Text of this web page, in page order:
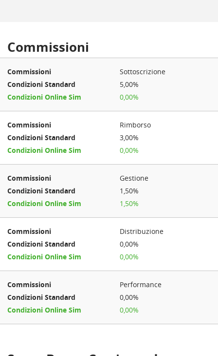
Commissioni
Sottoscrizione
5,00%
0,00%
Rimborso
3,00%
0,00%
Gestione
1,50%
1,50%
Distribuzione
0,00%
0,00%
Performance
0,00%
0,00%